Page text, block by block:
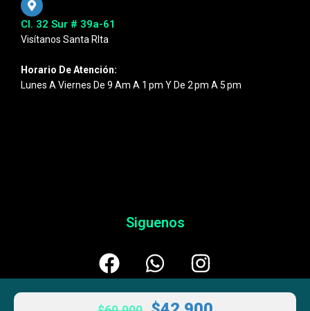
Cl. 32 Sur # 39a-61
Visítanos Santa RIta
Horario De Atención:
Lunes A Viernes De 9 Am A 1 Pm Y De 2 Pm A 5 Pm
Siguenos